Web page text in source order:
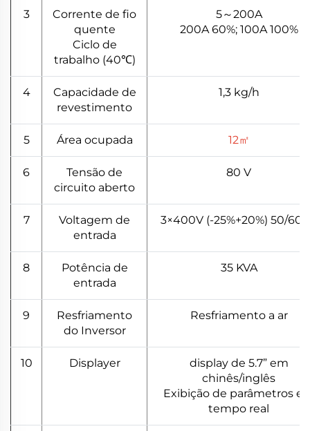
3
Corrente de fio
quente
Ciclo de
trabalho (40℃)
5～200A
200A 60%; 100A 100%
4
Capacidade de
revestimento
1,3 kg/h
5 Área ocupada 12㎡
6
Tensão de
circuito aberto
80 V
7
Voltagem de
entrada
3×400V (-25%+20%) 50/
8
Potência de
entrada
35 KVA
9
Resfriamento
do Inversor
Resfriamento a ar
10 Displayer
display de 5.7” em
chinês/inglês
Exibição de parâmetros
tempo real